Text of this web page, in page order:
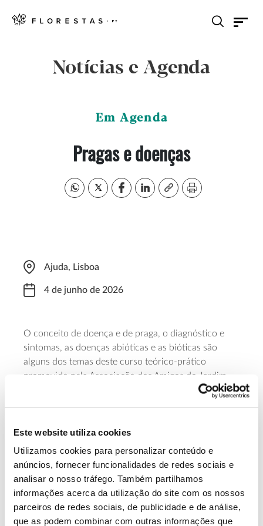
Este website utiliza cookies
Utilizamos cookies para personalizar conteúdo e
anúncios, fornecer funcionalidades de redes sociais e
analisar o nosso tráfego. Também partilhamos
informações acerca da utilização do site com os nossos
parceiros de redes sociais, de publicidade e de análise,
que as podem combinar com outras informações que
Notícias e Agenda
Em Agenda
Pragas e doenças
Ajuda, Lisboa
4 de junho de 2026
O conceito de doença e de praga, o diagnóstico e
sintomas, as doenças abióticas e as bióticas são
alguns dos temas deste curso teórico-prático
promovido pela Associação dos Amigos do Jardim
Botânico da Ajuda. A formação, a cargo de Filomena
Saiba mais
13.07.2026
Genoma do priolo e de outras espécies em risco: